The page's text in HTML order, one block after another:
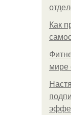
Как
мире